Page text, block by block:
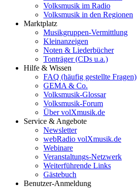
Volksmusik im Radio
Volksmusik in den Regionen
Marktplatz
Musikgruppen-Vermittlung
Kleinanzeigen
Noten & Liederbücher
Tonträger (CDs u.a.)
Hilfe & Wissen
FAQ (häufig gestellte Fragen)
GEMA & Co.
Volksmusik-Glossar
Volksmusik-Forum
Über volXmusik.de
Service & Angebote
Newsletter
webRadio volXmusik.de
Webinare
Veranstaltungs-Netzwerk
Weiterführende Links
Gästebuch
Benutzer-Anmeldung